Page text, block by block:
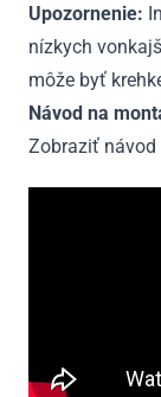
Upozornenie:
nízkych
môže byť
Návod na
Zobraziť